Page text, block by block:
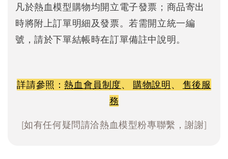
凡於熱血模型購物均開立電子發票；商品寄出
時將附上訂單明細及發票。若需開立統一編
號，請於下單結帳時在訂單備註中說明。
詳請參照：熱血會員制度、 購物說明、 售後服
務
[如有任何疑問請洽熱血模型粉專聯繫，謝謝]